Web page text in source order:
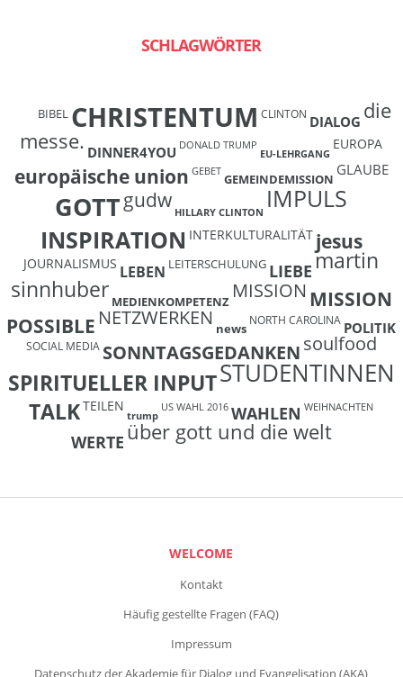
SCHLAGWÖRTER
BIBEL CHRISTENTUM CLINTON DIALOG die
messe. DINNER4YOU DONALD TRUMP
EU-LEHRGANG
EUROPA
europäische union GEBET GEMEINDEMISSION
GLAUBE
GOTTgudw HILLARY CLINTON IMPULS
INSPIRATION INTERKULTURALITÄT jesus
JOURNALISMUS LEBEN LEITERSCHULUNG LIEBEmartin
sinnhuber MEDIENKOMPETENZ MISSION MISSION
POSSIBLE NETZWERKEN news
NORTH CAROLINA POLITIK
SOCIAL MEDIA SONNTAGSGEDANKENsoulfood
SPIRITUELLER INPUTSTUDENTINNEN
TALKTEILEN
trump
US WAHL 2016 WAHLEN WEIHNACHTEN
WERTE über gott und die welt
WELCOME
Kontakt
Häufig gestellte Fragen (FAQ)
Impressum
Datenschutz der Akademie für Dialog und Evangelisation (AKA)